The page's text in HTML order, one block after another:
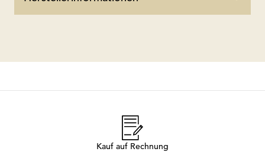
Kauf auf Rechnung